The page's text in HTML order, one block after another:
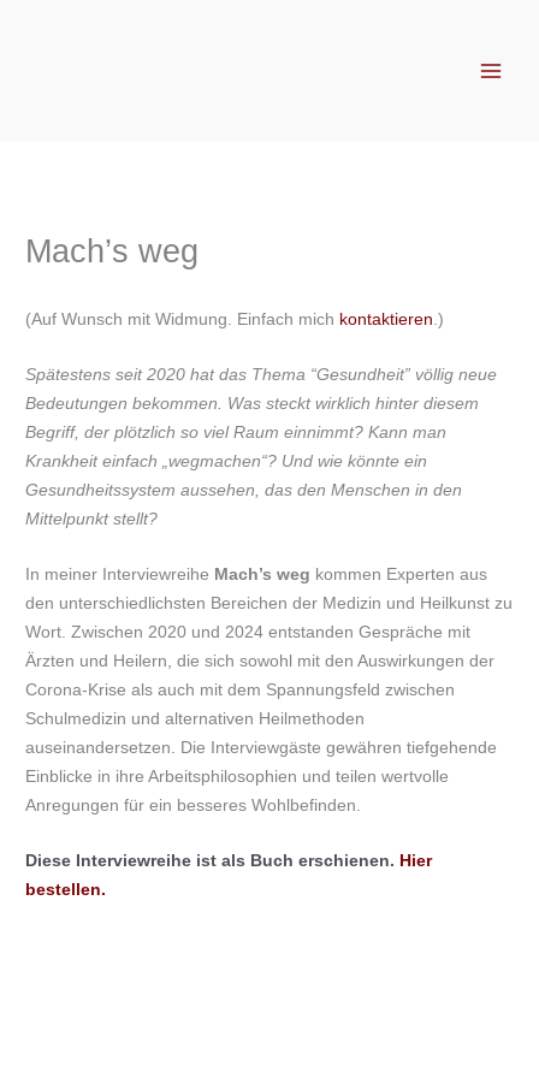
Mach’s weg
(Auf Wunsch mit Widmung. Einfach mich kontaktieren.)
Spätestens seit 2020 hat das Thema “Gesundheit” völlig neue
Bedeutungen bekommen. Was steckt wirklich hinter diesem
Begriff, der plötzlich so viel Raum einnimmt? Kann man
Krankheit einfach „wegmachen“? Und wie könnte ein
Gesundheitssystem aussehen, das den Menschen in den
Mittelpunkt stellt?
In meiner Interviewreihe Mach’s weg kommen Experten aus
den unterschiedlichsten Bereichen der Medizin und Heilkunst zu
Wort. Zwischen 2020 und 2024 entstanden Gespräche mit
Ärzten und Heilern, die sich sowohl mit den Auswirkungen der
Corona-Krise als auch mit dem Spannungsfeld zwischen
Schulmedizin und alternativen Heilmethoden
auseinandersetzen. Die Interviewgäste gewähren tiefgehende
Einblicke in ihre Arbeitsphilosophien und teilen wertvolle
Anregungen für ein besseres Wohlbefinden.
Diese Interviewreihe ist als Buch erschienen. Hier
bestellen.